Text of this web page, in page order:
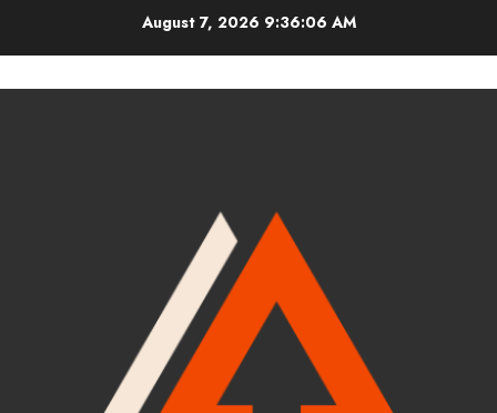
August 7, 2026 9:36:07 AM